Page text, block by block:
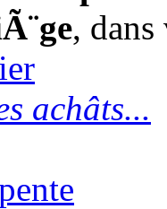
,
achâts...